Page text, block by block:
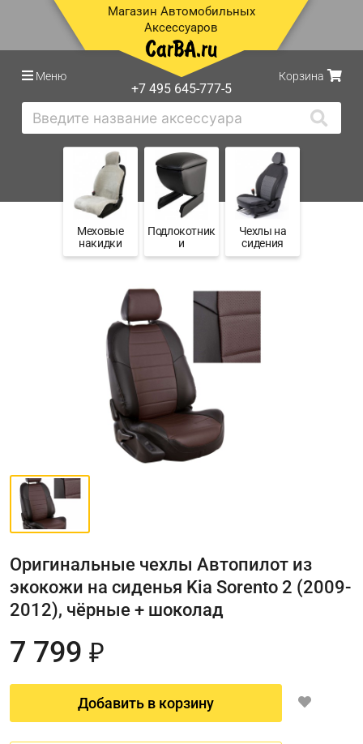
Магазин Автомобильных
Аксессуаров
Меню
+7 495 645-777-5
Корзина
Меховые
накидки
Подлокотник
и
Чехлы на
сидения
Оригинальные чехлы Автопилот из
экокожи на сиденья Kia Sorento 2 (2009-
2012), чёрные + шоколад
7 799 ₽
Добавить в корзину